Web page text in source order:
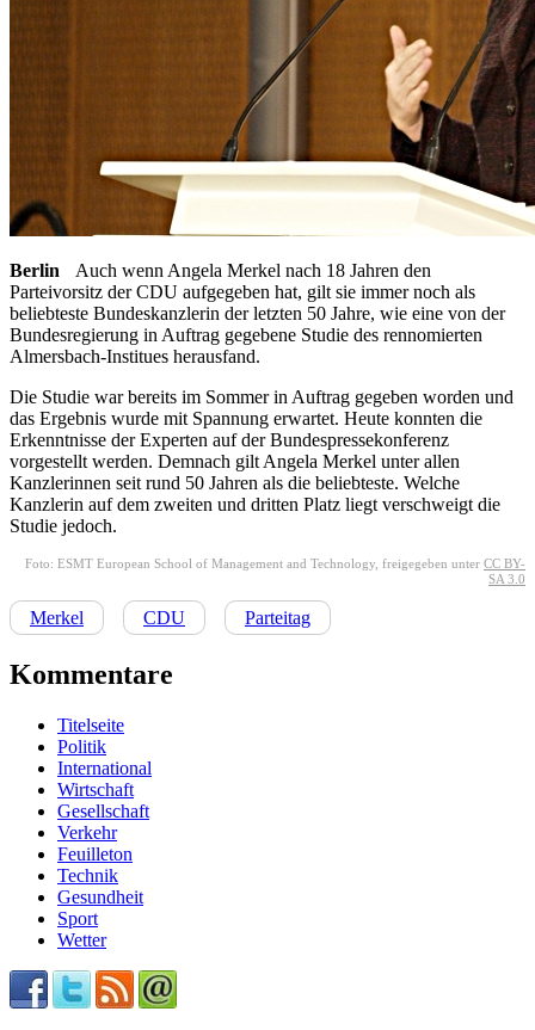
Berlin
Auch wenn Angela Merkel nach 18 Jahren den
Parteivorsitz der CDU aufgegeben hat, gilt sie immer noch als
beliebteste Bundeskanzlerin der letzten 50 Jahre, wie eine von der
Bundesregierung in Auftrag gegebene Studie des rennomierten
Almersbach-Institues herausfand.
Die Studie war bereits im Sommer in Auftrag gegeben worden und
das Ergebnis wurde mit Spannung erwartet. Heute konnten die
Erkenntnisse der Experten auf der Bundespressekonferenz
vorgestellt werden. Demnach gilt Angela Merkel unter allen
Kanzlerinnen seit rund 50 Jahren als die beliebteste. Welche
Kanzlerin auf dem zweiten und dritten Platz liegt verschweigt die
Studie jedoch.
Foto: ESMT European School of Management and Technology, freigegeben unter CC BY-
SA 3.0
Merkel CDU Parteitag
Kommentare
Titelseite
Politik
International
Wirtschaft
Gesellschaft
Verkehr
Feuilleton
Technik
Gesundheit
Sport
Wetter